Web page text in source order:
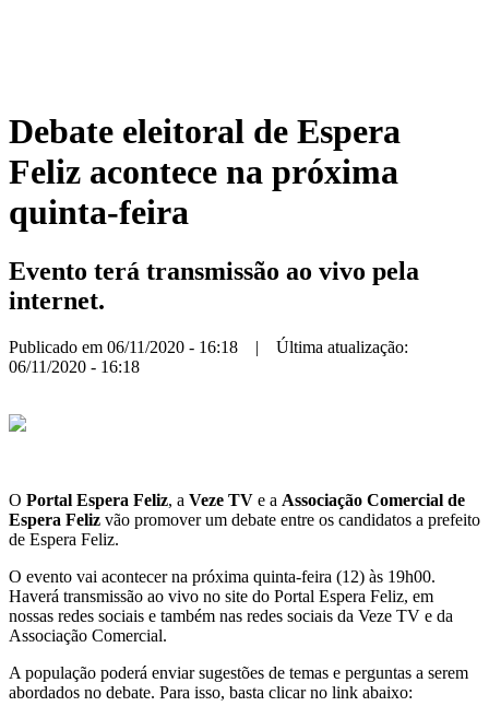
Debate eleitoral de Espera
Feliz acontece na próxima
quinta-feira
Evento terá transmissão ao vivo pela
internet.
Publicado em 06/11/2020 - 16:18 | Última atualização:
06/11/2020 - 16:18
O Portal Espera Feliz, a Veze TV e a Associação Comercial de
Espera Feliz vão promover um debate entre os candidatos a prefeito
de Espera Feliz.
O evento vai acontecer na próxima quinta-feira (12) às 19h00.
Haverá transmissão ao vivo no site do Portal Espera Feliz, em
nossas redes sociais e também nas redes sociais da Veze TV e da
Associação Comercial.
A população poderá enviar sugestões de temas e perguntas a serem
abordados no debate. Para isso, basta clicar no link abaixo: